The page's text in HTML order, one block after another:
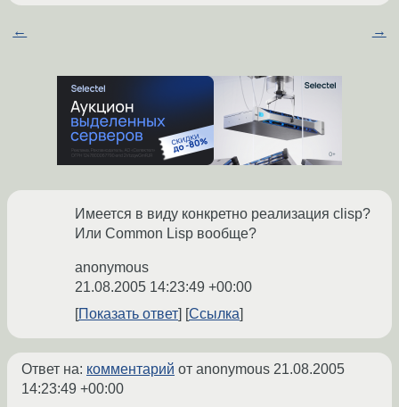
← →
Имеется в виду конкретно реализация clisp?
Или Common Lisp вообще?
anonymous
21.08.2005 14:23:49 +00:00
Показать ответ
Ссылка
Ответ на: комментарий от anonymous 21.08.2005
14:23:49 +00:00